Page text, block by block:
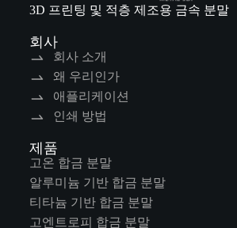
3D 프린팅 및 적층 제조용 금속 분말
회사
회사 소개
왜 우리인가
애플리케이션
인쇄 방법
제품
고온 합금 분말
알루미늄 기반 합금 분말
티타늄 기반 합금 분말
고엔트로피 합금 분말